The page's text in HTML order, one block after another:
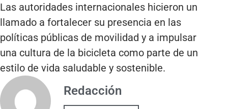
Las autoridades internacionales hicieron un
llamado a fortalecer su presencia en las
políticas públicas de movilidad y a impulsar
una cultura de la bicicleta como parte de un
estilo de vida saludable y sostenible.
Redacción